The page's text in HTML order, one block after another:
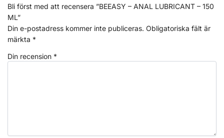
Bli först med att recensera ”BEEASY – ANAL LUBRICANT – 150
ML”
Din e-postadress kommer inte publiceras. Obligatoriska fält är
märkta *
Din recension *